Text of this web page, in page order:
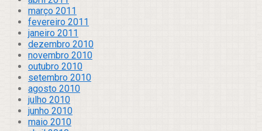
março 2011
fevereiro 2011
janeiro 2011
dezembro 2010
novembro 2010
outubro 2010
setembro 2010
agosto 2010
julho 2010
junho 2010
maio 2010